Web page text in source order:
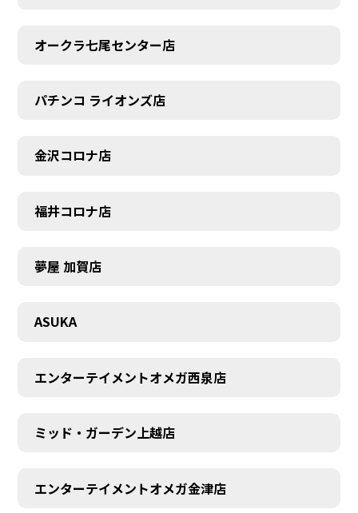
オークラ七尾センター店
パチンコ ライオンズ店
金沢コロナ店
福井コロナ店
夢屋 加賀店
ASUKA
エンターテイメントオメガ西泉店
ミッド・ガーデン上越店
エンターテイメントオメガ金津店